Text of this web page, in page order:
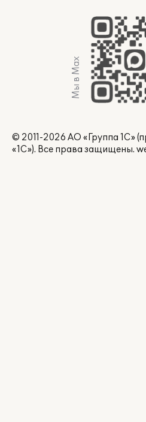
Мы в Max
© 2011-2026 АО «Группа 1С»
«1С»). Все права защищены.